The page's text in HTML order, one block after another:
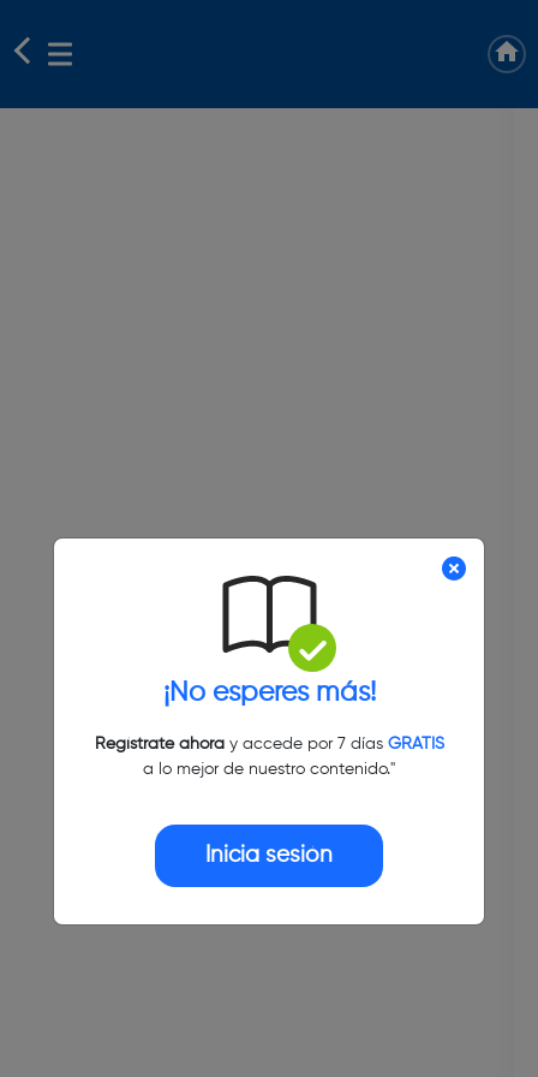
¡No esperes más!
Regístrate ahoray accede por 7 días GRATIS
a lo mejor de nuestro contenido."
Inicia sesión